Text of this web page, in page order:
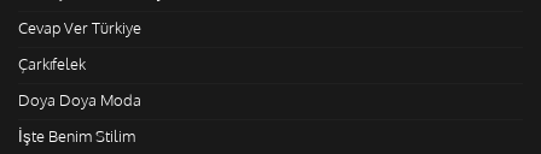
Cevap Ver Türkiye
Çarkıfelek
Doya Doya Moda
İşte Benim Stilim